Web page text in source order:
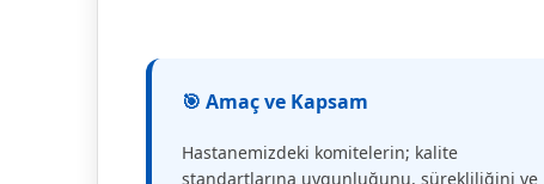
🎯 Amaç ve Kapsam
Hastanemizdeki komitelerin; kalite
standartlarına uygunluğunu, sürekliliğini ve